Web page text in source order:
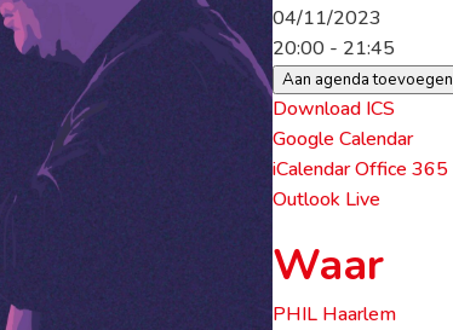
04/11/2023
20:00 - 21:45
Aan agenda toevoegen
Download ICS
Google Calendar
iCalendarOffice 365
Outlook Live
Waar
PHIL Haarlem